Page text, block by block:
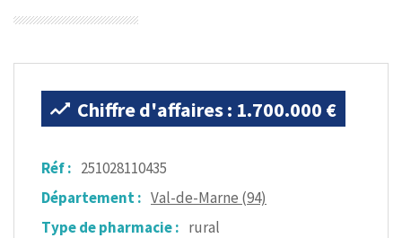
Chiffre d'affaires : 1.700.000 €
Réf : 251028110435
Département : Val-de-Marne (94)
Type de pharmacie : rural